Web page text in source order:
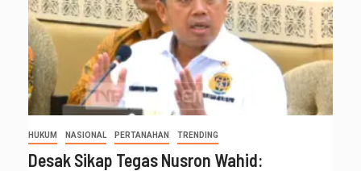
HUKUM NASIONAL PERTANAHAN TRENDING
Desak Sikap Tegas Nusron Wahid: